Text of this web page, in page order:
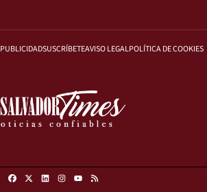
PUBLICIDADSUSCRÍBETEAVISO LEGALPOLÍTICA DE COOKIES
FacebookLinkedinInstagram